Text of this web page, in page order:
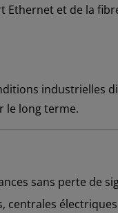
Ethernet et de la
industrielles
le long terme.
sans perte de
centrales